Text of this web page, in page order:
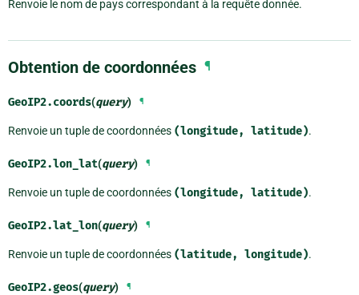
Renvoie le nom de pays correspondant à la requête donnée.
Obtention de coordonnées ¶
GeoIP2.coords(query) ¶
Renvoie un tuple de coordonnées (longitude, latitude).
GeoIP2.lon_lat(query) ¶
Renvoie un tuple de coordonnées (longitude, latitude).
GeoIP2.lat_lon(query) ¶
Renvoie un tuple de coordonnées (latitude, longitude).
GeoIP2.geos(query) ¶